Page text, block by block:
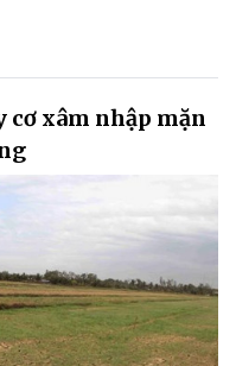
cơ xâm nhập mặn